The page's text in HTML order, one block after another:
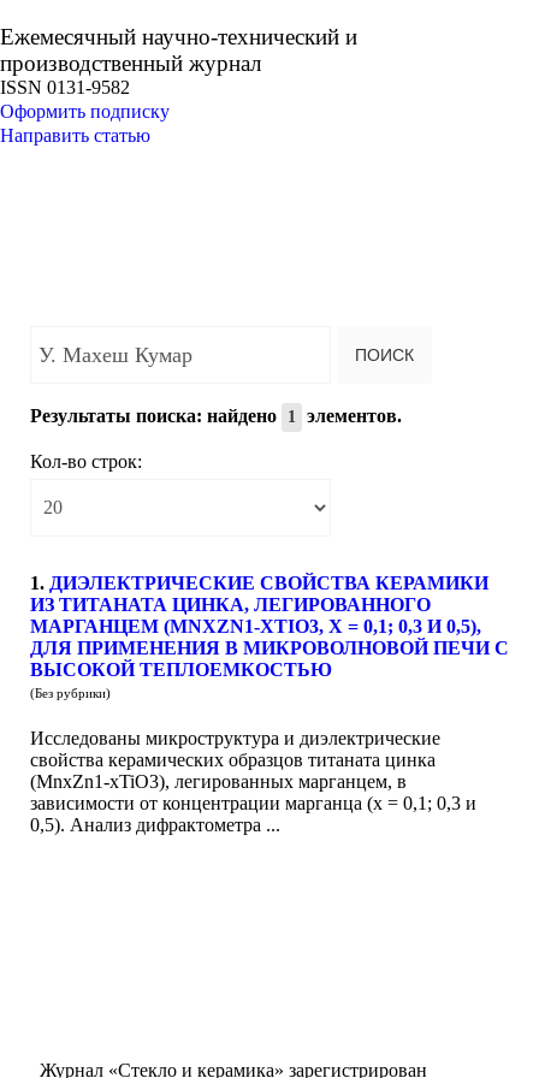
Ежемесячный научно-технический и
производственный журнал
ISSN 0131-9582
Оформить подписку
Направить статью
ПОИСК
Результаты поиска: найдено 1 элементов.
Кол-во строк:
1. ДИЭЛЕКТРИЧЕСКИЕ СВОЙСТВА КЕРАМИКИ
ИЗ ТИТАНАТА ЦИНКА, ЛЕГИРОВАННОГО
МАРГАНЦЕМ (MNXZN1-XTIO3, X = 0,1; 0,3 И 0,5),
ДЛЯ ПРИМЕНЕНИЯ В МИКРОВОЛНОВОЙ ПЕЧИ С
ВЫСОКОЙ ТЕПЛОЕМКОСТЬЮ
(Без рубрики)
Исследованы микроструктура и диэлектрические
свойства керамических образцов титаната цинка
(MnxZn1-xTiO3), легированных марганцем, в
зависимости от концентрации марганца (x = 0,1; 0,3 и
0,5). Анализ дифрактометра ...
Журнал «Стекло и керамика» зарегистрирован